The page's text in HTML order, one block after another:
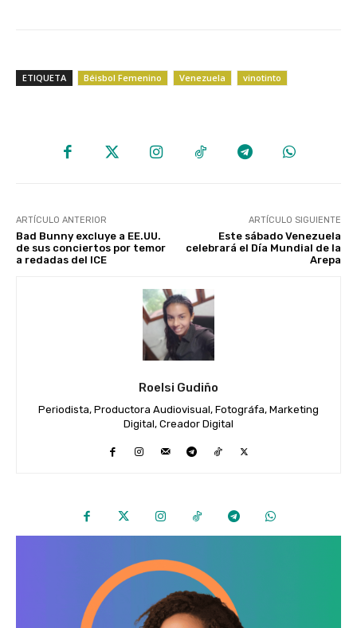
ETIQUETA Béisbol Femenino Venezuela vinotinto
ARTÍCULO ANTERIOR
Bad Bunny excluye a EE.UU.
de sus conciertos por temor
a redadas del ICE
ARTÍCULO SIGUIENTE
Este sábado Venezuela
celebrará el Día Mundial de la
Arepa
Roelsi Gudiño
Periodista, Productora Audiovisual, Fotográfa, Marketing
Digital, Creador Digital